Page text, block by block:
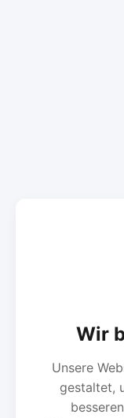
Wir
Unsere
gestaltet,